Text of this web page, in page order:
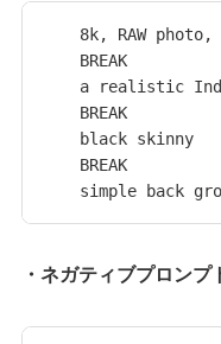
8k, RAW
BREAK
a realistic
BREAK
black skinny
BREAK
simple back
・ネガティブプロンプ